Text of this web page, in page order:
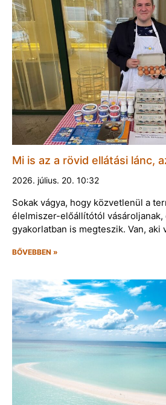
Mi is az a rövid ellátási lánc,
2026. július. 20. 10:32
Sokak vágya, hogy közvetlenül a
élelmiszer-előállítótól vásároljanak,
gyakorlatban is megteszik. Van, aki
BŐVEBBEN »